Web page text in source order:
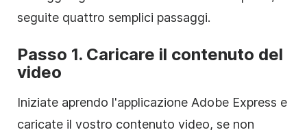
seguite quattro semplici passaggi.
Passo 1. Caricare il contenuto del
video
Iniziate aprendo l'applicazione Adobe Express e
caricate il vostro contenuto video, se non